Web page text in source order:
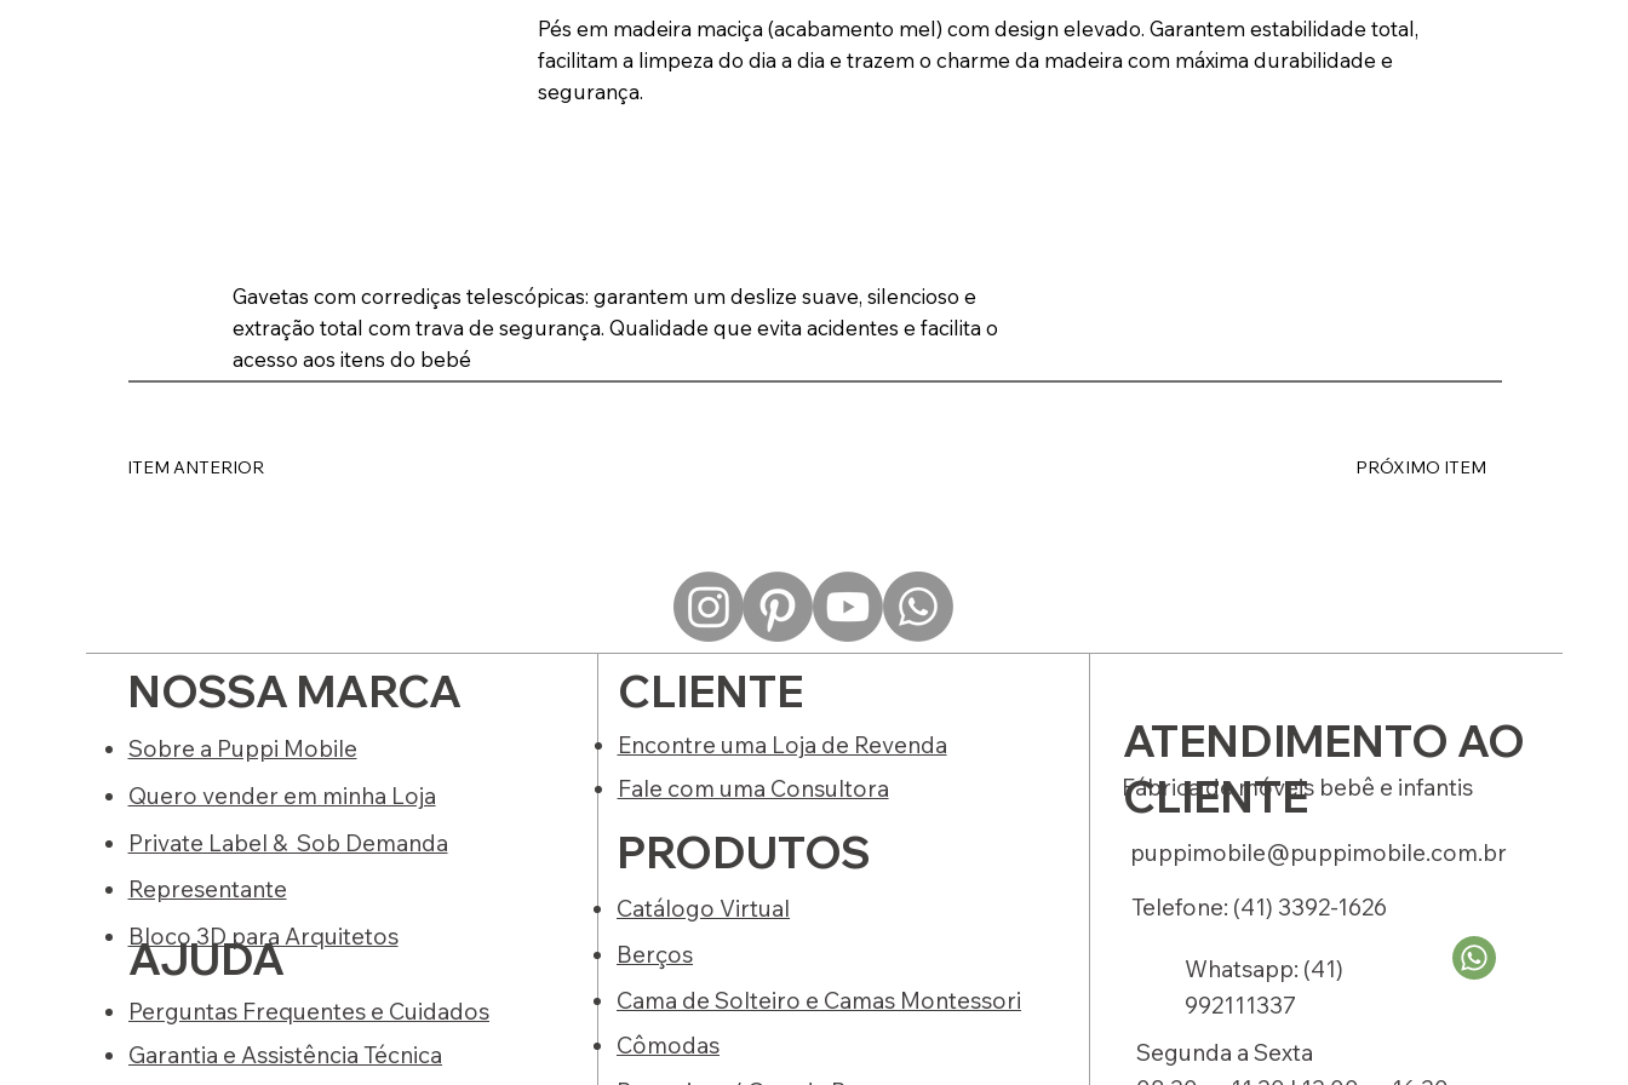
Pés em madeira maciça (acabamento mel) com design elevado. Garantem estabilidade total,
facilitam a limpeza do dia a dia e trazem o charme da madeira com máxima durabilidade e
segurança.
Gavetas com corrediças telescópicas: garantem um deslize suave, silencioso e
extração total com trava de segurança. Qualidade que evita acidentes e facilita o
acesso aos itens do bebé
ITEM ANTERIOR PRÓXIMO ITEM
NOSSA MARCA
Sobre a Puppi Mobile
Quero vender em minha Loja
Private Label & Sob Demanda
Representante
Bloco 3D para Arquitetos
AJUDA
Perguntas Frequentes e Cuidados
Garantia e Assistência Técnica
CLIENTE
Encontre uma Loja de Revenda
Fale com uma Consultora
PRODUTOS
Catálogo Virtual
Berços
Cama de Solteiro e Camas Montessori
Cômodas
Fábrica de móveis bebê e infantis
ATENDIMENTO AO
CLIENTE
puppimobile@puppimobile.com.br
Telefone: (41) 3392-1626
Whatsapp: (41)
992111337
Segunda a Sexta